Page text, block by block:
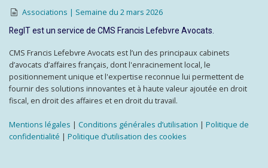
Associations | Semaine du 2 mars 2026
RegIT est un service de CMS Francis Lefebvre Avocats.
CMS Francis Lefebvre Avocats est l’un des principaux cabinets
d’avocats d’affaires français, dont l'enracinement local, le
positionnement unique et l'expertise reconnue lui permettent de
fournir des solutions innovantes et à haute valeur ajoutée en droit
fiscal, en droit des affaires et en droit du travail.
Mentions légales | Conditions générales d’utilisation | Politique de
confidentialité | Politique d’utilisation des cookies